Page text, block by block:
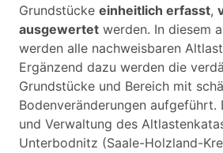
Grundstücke einheitlich erfasst,
ausgewertet werden. In diesem
werden alle nachweisbaren
Ergänzend dazu werden die
Grundstücke und Bereich mit
Bodenveränderungen aufgeführt.
und Verwaltung des
Unterbodnitz (Saale-Holzland-